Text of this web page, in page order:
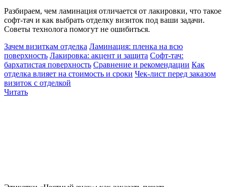
Разбираем, чем ламинация отличается от лакировки, что такое
софт-тач и как выбрать отделку визиток под ваши задачи.
Советы технолога помогут не ошибиться.
Зачем визиткам отделка Ламинация: пленка на всю
поверхность Лакировка: акцент и защита Софт-тач:
бархатистая поверхность Сравнение и рекомендации Как
отделка влияет на стоимость и сроки Чек-лист перед заказом
визиток с отделкой
Читать